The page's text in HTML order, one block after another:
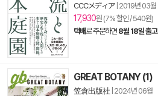
CCCメディア 2019년 03월
17,930원 (7% 할인 / 540원)
택배로 주문하면 8월 18일 출고
GREAT BOTANY (1)
笠倉出版社 2024년 06월